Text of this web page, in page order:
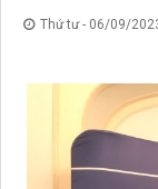
Thứ tư - 06/09/